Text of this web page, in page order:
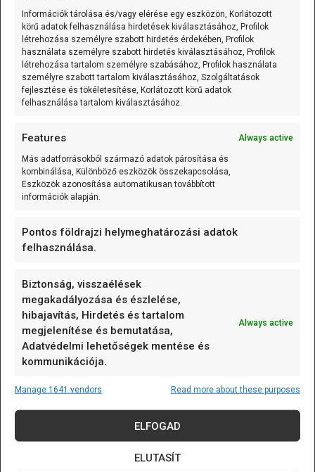
Információk tárolása és/vagy elérése egy eszközön, Korlátozott
körű adatok felhasználása hirdetések kiválasztásához, Profilok
létrehozása személyre szabott hirdetés érdekében, Profilok
használata személyre szabott hirdetés kiválasztásához, Profilok
létrehozása tartalom személyre szabásához, Profilok használata
személyre szabott tartalom kiválasztásához, Szolgáltatások
fejlesztése és tökéletesítése, Korlátozott körű adatok
felhasználása tartalom kiválasztásához.
Features Always active
Más adatforrásokból származó adatok párosítása és
kombinálása, Különböző eszközök összekapcsolása,
Eszközök azonosítása automatikusan továbbított
információk alapján.
Pontos földrajzi helymeghatározási adatok
felhasználása.
Biztonság, visszaélések
megakadályozása és észlelése,
hibajavítás, Hirdetés és tartalom
megjelenítése és bemutatása,
Adatvédelmi lehetőségek mentése és
kommunikációja.
Always active
Manage 1641 vendors Read more about these purposes
ELFOGAD
ELUTASÍT
Mozgásérzékelős MP3 lejátszó (Waytronic - WT-M12)
A Mozgásérzékelős MP3 lejátszó
(Waytronic - WT-M12) önálló,
mozgásérzékelésre induló[...]
A K-típusú szerelt hőmérő (0...600C;
variálható kábelhossz) olyan mérőelem,
amely[...]
A K-típusú szerelt hőmérő (0...600C;
variálható kábelhossz) olyan mérőelem,
K-típusú szerelt hőmérő (0…600 °C) 0.5m
A K-típusú szerelt hőmérő (0...600C;
variálható kábelhossz) olyan mérőelem,
amely
125 kHz RFID kulcstartó (EM4305/T5577 írható)
írható) olyan passzív RFID